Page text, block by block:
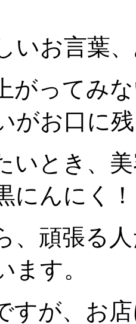
いお言葉
がってみ
がお口に
いとき、
にんにく！
、頑張る
ます。
すが、お